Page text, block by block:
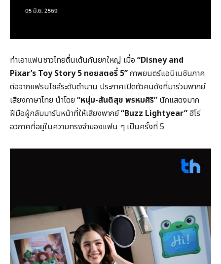
ทำเอาแฟนชาวไทยตื่นเต้นกันยกใหญ่ เมื่อ “Disney and
Pixar’s Toy Story 5 ทอยสตอรี่ 5”ภาพยนตร์แอนิเมชันภาค
ต่อจากแฟรนไชส์ระดับตำนาน ประกาศเปิดตัวคนดังที่มาร่วมพากย์
เสียงภาษาไทย นำโดย“หนุ่ม-สันติสุข พรหมศิริ” นักแสดงมาก
ฝีมือผู้กลับมารับหน้าที่ให้เสียงพากย์“Buzz Lightyear”ฮีโร่
อวกาศที่อยู่ในความทรงจำของแฟน ๆ เป็นครั้งที่ 5